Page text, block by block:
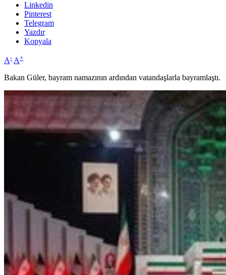
Linkedin
Pinterest
Telegram
Yazdır
Kopyala
A- A+
Bakan Güler, bayram namazının ardından vatandaşlarla bayramlaştı.